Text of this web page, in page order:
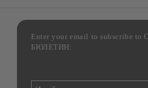
Комплект за алкохолни
Enter your email to subscribe
БЮЛЕТИН: